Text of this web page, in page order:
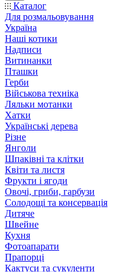
Каталог
Для розмальовування
Україна
Наші котики
Надписи
Витинанки
Пташки
Герби
Військова техніка
Ляльки мотанки
Хатки
Українські дерева
Різне
Янголи
Шпаківні та клітки
Квіти та листя
Фрукти і ягоди
Овочі, гриби, гарбузи
Солодощі та консервація
Дитяче
Швейне
Кухня
Фотоапарати
Прапорці
Кактуси та сукуленти